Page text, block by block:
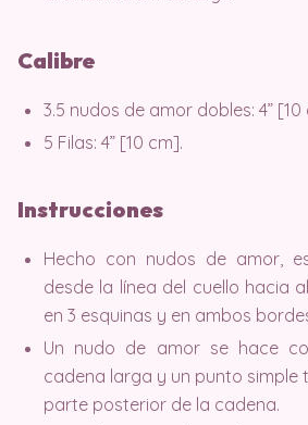
Calibre
3.5 nudos de amor dobles: 4” [10
5 Filas: 4” [10 cm].
Instrucciones
Hecho con nudos de amor,
desde la línea del cuello hacia
en 3 esquinas y en ambos
Un nudo de amor se hace
cadena larga y un punto simple
parte posterior de la cadena.